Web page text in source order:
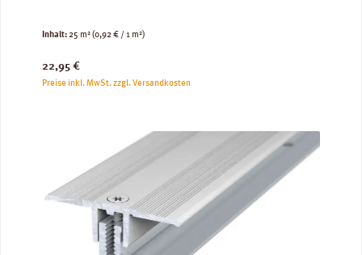
Inhalt:25 m²(0,92 € / 1 m²)
Regulärer Preis:
22,95 €
Preise inkl. MwSt. zzgl. Versandkosten